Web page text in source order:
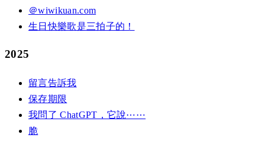
＠wiwikuan.com
生日快樂歌是三拍子的！
2025
留言告訴我
保存期限
我問了 ChatGPT，它說⋯⋯
脆